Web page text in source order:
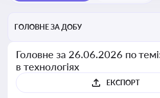
ГОЛОВНЕ ЗА ДОБУ
Головне за 26.06.2026 по темі:
в технологіях
ЕКСПОРТ